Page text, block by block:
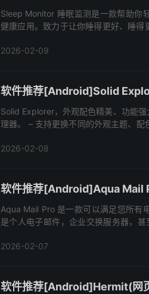
Sleep Monitor 睡眠监测是一款帮助你
健康应用。致力于让你睡得更好、睡得
2026-02-09
软件推荐[Android]Solid
Solid Explorer，外观配色精美、功能
理器。 – 支持更换不同的外观主题、配
2026-02-08
软件推荐[Android]Aqua Mail
Aqua Mail Pro 是一款可以满足您所有
是个人电子邮件，企业交换服务器，
2026-02-07
软件推荐[Android]Hermit(网